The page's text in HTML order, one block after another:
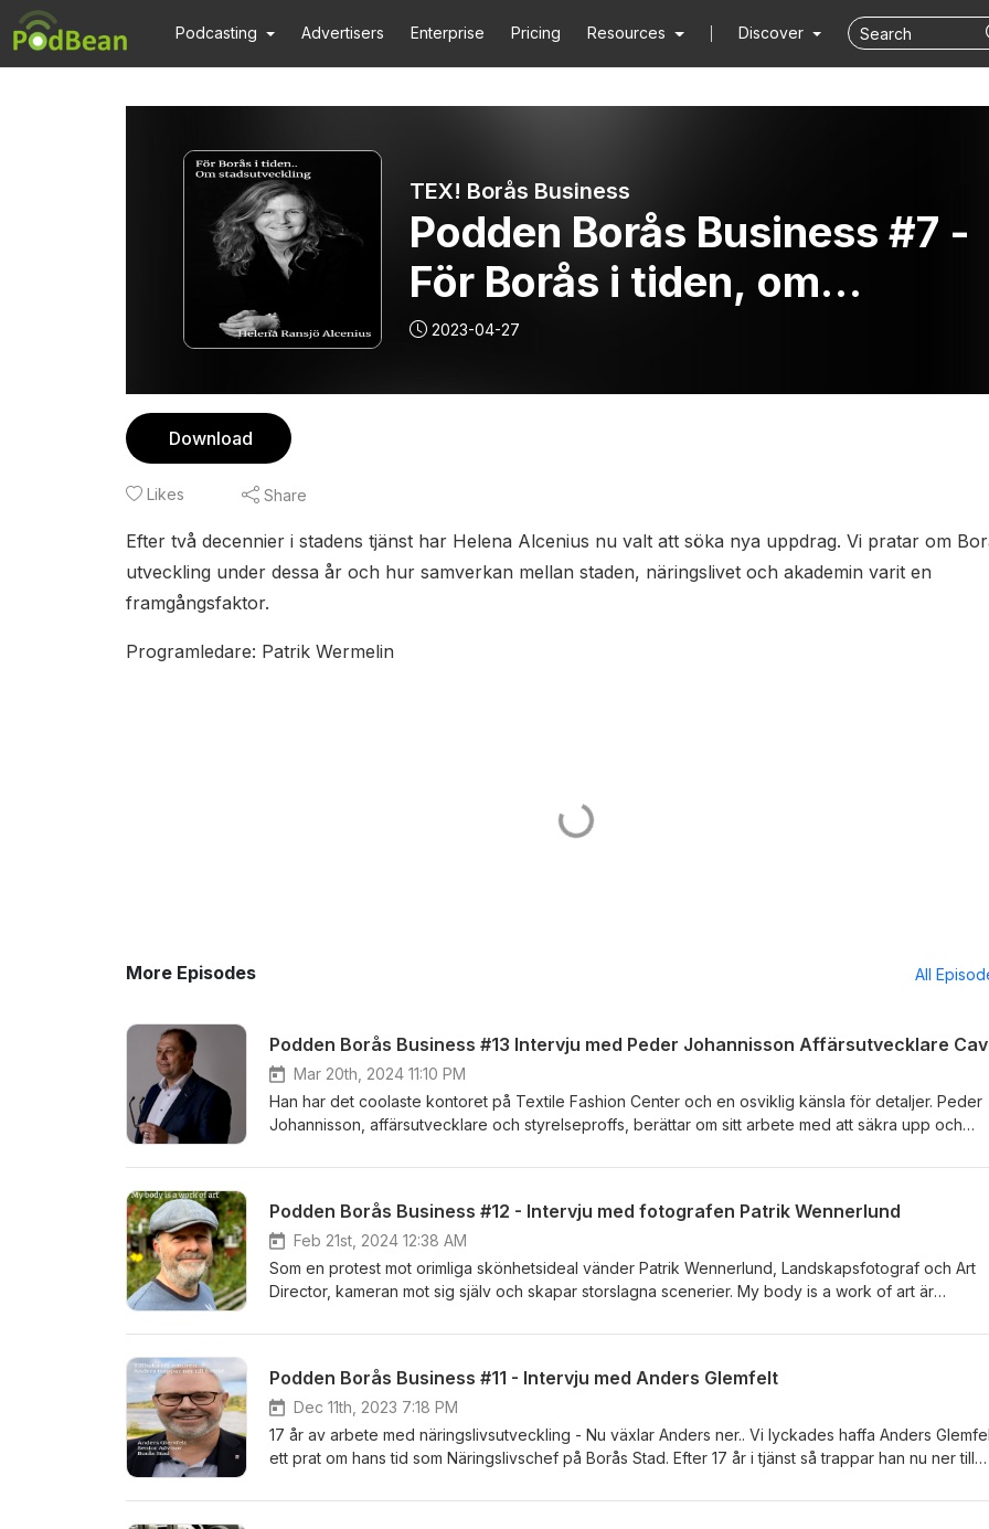
Podcasting Advertisers Enterprise Pricing Resources Discover
TEX! Borås Business
Podden Borås Business #7 -
För Borås i tiden, om
stadsutveckling
2023-04-27
Download
Likes Share
Efter två decennier i stadens tjänst har Helena Alcenius nu valt att söka nya uppdrag. Vi pratar om
utveckling under dessa år och hur samverkan mellan staden, näringslivet och akademin varit en
framgångsfaktor.
Programledare: Patrik Wermelin
More Episodes All
Mar 20th, 2024 11:10 PM
Han har det coolaste kontoret på Textile Fashion Center och en osviklig känsla för detaljer. Peder
Johannisson, affärsutvecklare och styrelseproffs, berättar om sitt arbete med att säkra upp och
kärleken till Italien, engagemang som drivkraft och uppdraget som oväntat skapade rubriker och
Podden Borås Business #12 - Intervju med fotografen Patrik Wennerlund
Feb 21st, 2024 12:38 AM
Som en protest mot orimliga skönhetsideal vänder Patrik Wennerlund, Landskapsfotograf och Art
Director, kameran mot sig själv och skapar storslagna scenerier. My body is a work of art är
och syfte Programledare: Patrik Wermelin
Podden Borås Business #11 - Intervju med Anders Glemfelt
Dec 11th, 2023 7:18 PM
17 år av arbete med näringslivsutveckling - Nu växlar Anders ner.. Vi lyckades haffa Anders Glemfelt för
ett prat om hans tid som Näringslivschef på Borås Stad. Efter 17 år i tjänst så trappar han nu ner till
framåt? Anders svarar och förklarar! Programledare: Patrik Wermelin